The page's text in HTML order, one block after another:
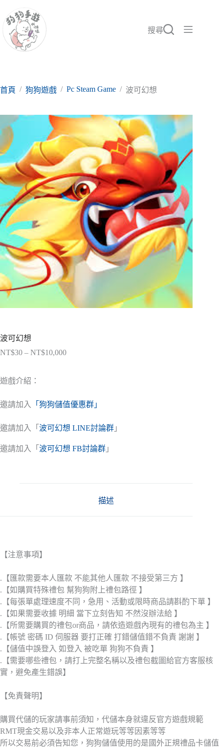
至
要
搜尋
首頁 / 狗狗遊戲 / Pc Steam Game / 波可幻想
波可幻想
NT$30 – NT$10,000價
NT$30
到
遊戲介紹：
邀請加入 「狗狗儲值優惠群」
邀請加入「 波可幻想 LINE討論群 」
邀請加入「 波可幻想 FB討論群 」
描述
【注意事項】
.【匯款需要本人匯款 不能其他人匯款 不接受第三方 】
.【如購買特殊禮包 幫狗狗附上禮包路徑 】
.【每張單處理速度不同，急用、活動或限時商品請斟酌下單 】
.【如果需要收據 明細 當下立刻告知 不然沒辦法給 】
.【所需要購買的禮包or商品，請依造遊戲內現有的禮包為主 】
.【帳號 密碼 ID 伺服器 要打正確 打錯儲值錯不負責 謝謝 】
.【儲值中誤登入 如登入 被吃單 狗狗不負責 】
.【需要哪些禮包，請打上完整名稱以及禮包截圖給官方客服核
實，避免產生錯誤】
【免責聲明】
購買代儲的玩家請事前須知，代儲本身就違反官方遊戲規範
RMT現金交易以及非本人正常遊玩等等因素等等
所以交易前必須告知您，狗狗儲值使用的是國外正規禮品卡儲值